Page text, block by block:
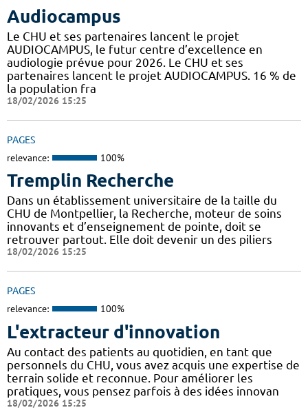
Audiocampus
Le CHU et ses partenaires lancent le projet
AUDIOCAMPUS, le futur centre d’excellence en
audiologie prévue pour 2026. Le CHU et ses
partenaires lancent le projet AUDIOCAMPUS. 16 % de
la population fra
18/02/2026 15:25
PAGES
relevance: 100%
Tremplin Recherche
Dans un établissement universitaire de la taille du
CHU de Montpellier, la Recherche, moteur de soins
innovants et d’enseignement de pointe, doit se
retrouver partout. Elle doit devenir un des piliers
18/02/2026 15:25
PAGES
relevance: 100%
L'extracteur d'innovation
Au contact des patients au quotidien, en tant que
personnels du CHU, vous avez acquis une expertise de
terrain solide et reconnue. Pour améliorer les
pratiques, vous pensez parfois à des idées innovan
18/02/2026 15:25